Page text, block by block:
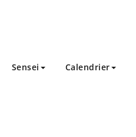
Sensei Calendrier